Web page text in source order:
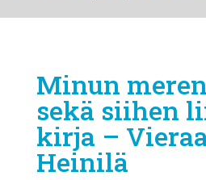
Minun
sekä siihen
kirja –
Heinilä